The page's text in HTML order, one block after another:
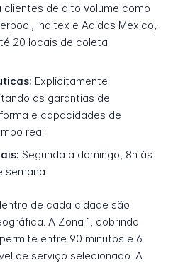
clientes de alto volume como
Inditex e Adidas Mexico,
20 locais de coleta
Explicitamente
as garantias de
e capacidades de
real
Segunda a domingo, 8h às
semana
de cada cidade são
A Zona 1, cobrindo
entre 90 minutos e 6
de serviço selecionado. A